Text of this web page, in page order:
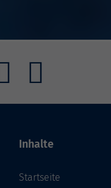
Inhalte
Startseite